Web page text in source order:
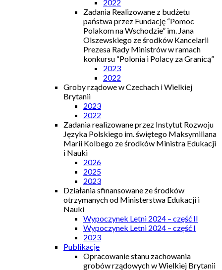
2022
Zadania Realizowane z budżetu
państwa przez Fundację “Pomoc
Polakom na Wschodzie” im. Jana
Olszewskiego ze środków Kancelarii
Prezesa Rady Ministrów w ramach
konkursu “Polonia i Polacy za Granicą”
2023
2022
Groby rządowe w Czechach i Wielkiej
Brytanii
2023
2022
Zadania realizowane przez Instytut Rozwoju
Języka Polskiego im. świętego Maksymiliana
Marii Kolbego ze środków Ministra Edukacji
i Nauki
2026
2025
2023
Działania sfinansowane ze środków
otrzymanych od Ministerstwa Edukacji i
Nauki
Wypoczynek Letni 2024 – część II
Wypoczynek Letni 2024 – część I
2023
Publikacje
Opracowanie stanu zachowania
grobów rządowych w Wielkiej Brytanii